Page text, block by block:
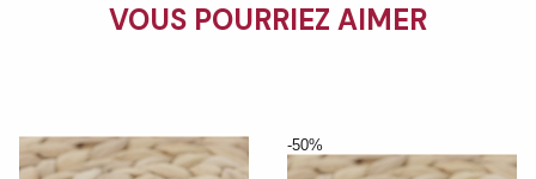
VOUS POURRIEZ AIMER
-50%